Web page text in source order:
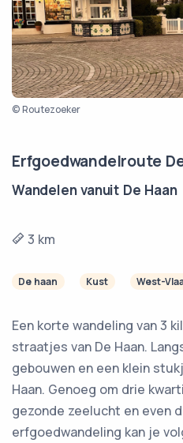
© Routezoeker
Erfgoedwandelroute
Wandelen vanuit De Haan
3 km
De haan Kust West-
Een korte wandeling van 3
straatjes van De Haan.
gebouwen en een klein
Haan. Genoeg om drie
gezonde zeelucht en even
erfgoedwandeling kan je